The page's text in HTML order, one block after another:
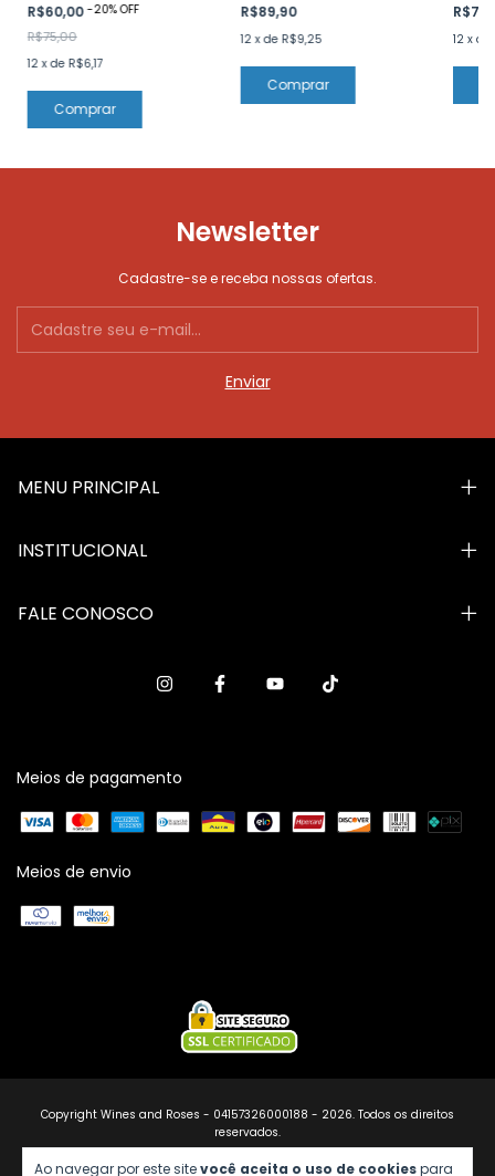
Ao navegar por este sitevocê aceita o uso de cookiespara
R$60,00-20%OFF
R$75,00
12 xde R$6,17
R$89,90
12 xde R$9,25 12 x de
Newsletter
Cadastre-se e receba nossas ofertas.
MENU PRINCIPAL
INSTITUCIONAL
FALE CONOSCO
Meios de pagamento
Meios de envio
Copyright Wines and Roses - 04157326000188 - 2026. Todos os direitos
reservados.